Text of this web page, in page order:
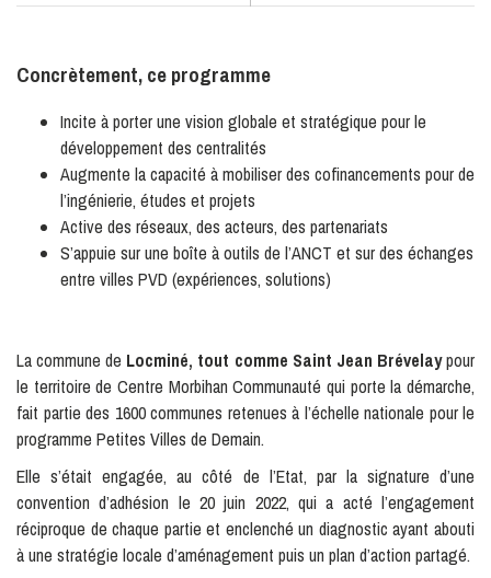
Concrètement, ce programme
Incite à porter une vision globale et stratégique pour le
développement des centralités
Augmente la capacité à mobiliser des cofinancements pour de
l’ingénierie, études et projets
Active des réseaux, des acteurs, des partenariats
S’appuie sur une boîte à outils de l’ANCT et sur des échanges
entre villes PVD (expériences, solutions)
La commune de Locminé, tout comme Saint Jean Brévelaypour
le territoire de Centre Morbihan Communauté qui porte la démarche,
fait partie des 1600 communes retenues à l’échelle nationale pour le
programme Petites Villes de Demain.
Elle s’était engagée, au côté de l’Etat, par la signature d’une
convention d’adhésion le 20 juin 2022, qui a acté l’engagement
réciproque de chaque partie et enclenché un diagnostic ayant abouti
à une stratégie locale d’aménagement puis un plan d’action partagé.